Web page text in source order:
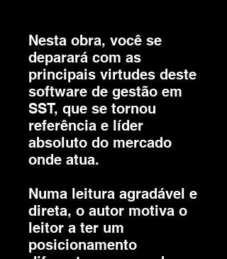
Nesta obra, você se
deparará com as
principais virtudes deste
software de gestão em
SST, que se tornou
referência e líder
absoluto do mercado
onde atua.
Numa leitura agradável e
direta, o autor motiva o
leitor a ter um
posicionamento